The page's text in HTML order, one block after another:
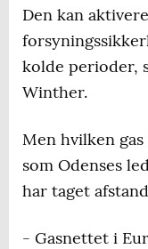
Den kan
kolde perioder,
Winther.
Men hvilken
som Odenses
har taget
- Gasnettet i